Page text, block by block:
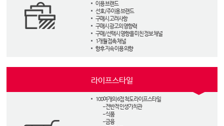
이용 브랜드
선호/주이용 브랜드
구매시 고려사항
구매시 광고의 영향력
구매/선택시 영향을 미친 정보 채널
1개월 접촉 채널
향후 지속 이용 의향
라이프스타일
100여개의 6점 척도 라이프스타일
- 전반적 인생가치관
- 식품
- 금융